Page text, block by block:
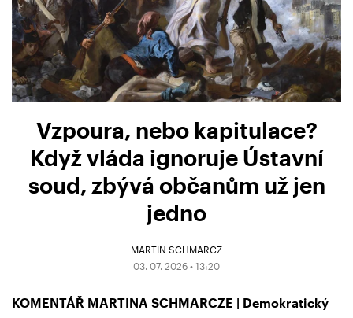
Vzpoura, nebo kapitulace?
Když vláda ignoruje Ústavní
soud, zbývá občanům už jen
jedno
MARTIN SCHMARCZ
03. 07. 2026 • 13:20
KOMENTÁŘ MARTINA SCHMARCZE | Demokratický